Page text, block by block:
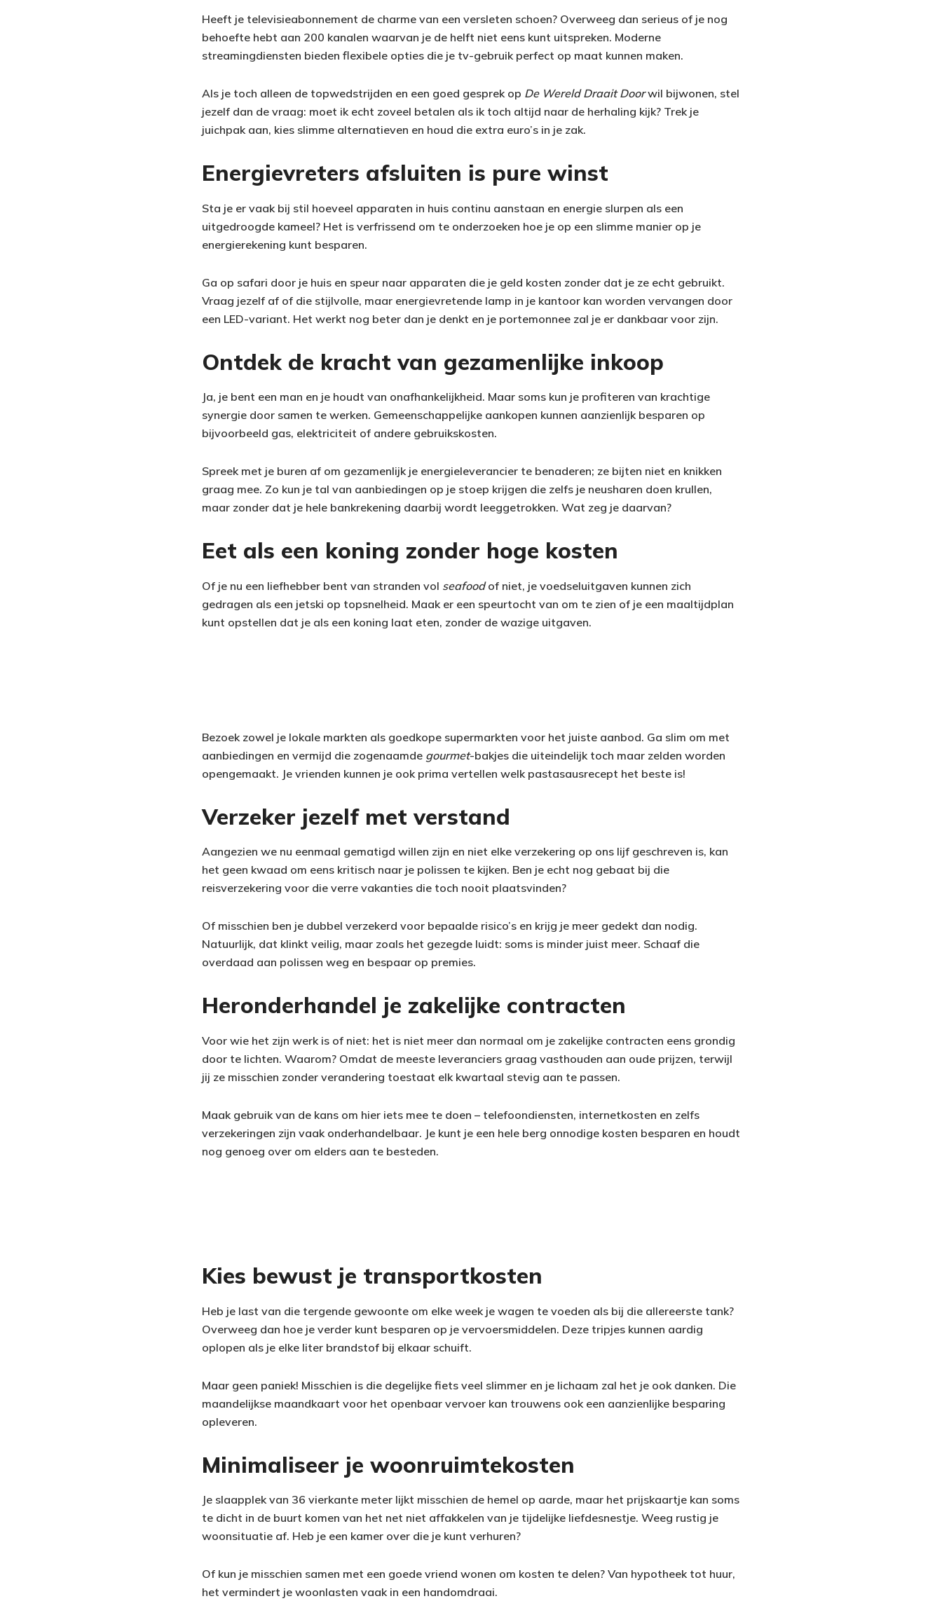
Heeft je televisieabonnement de charme van een versleten schoen? Overweeg dan serieus of je nog
behoefte hebt aan 200 kanalen waarvan je de helft niet eens kunt uitspreken. Moderne
streamingdiensten bieden flexibele opties die je tv-gebruik perfect op maat kunnen maken.
Als je toch alleen de topwedstrijden en een goed gesprek op De Wereld Draait Doorwil bijwonen, stel
jezelf dan de vraag: moet ik echt zoveel betalen als ik toch altijd naar de herhaling kijk? Trek je
juichpak aan, kies slimme alternatieven en houd die extra euro’s in je zak.
Energievreters afsluiten is pure winst
Sta je er vaak bij stil hoeveel apparaten in huis continu aanstaan en energie slurpen als een
uitgedroogde kameel? Het is verfrissend om te onderzoeken hoe je op een slimme manier op je
energierekening kunt besparen.
Ga op safari door je huis en speur naar apparaten die je geld kosten zonder dat je ze echt gebruikt.
Vraag jezelf af of die stijlvolle, maar energievretende lamp in je kantoor kan worden vervangen door
een LED-variant. Het werkt nog beter dan je denkt en je portemonnee zal je er dankbaar voor zijn.
Ontdek de kracht van gezamenlijke inkoop
Ja, je bent een man en je houdt van onafhankelijkheid. Maar soms kun je profiteren van krachtige
synergie door samen te werken. Gemeenschappelijke aankopen kunnen aanzienlijk besparen op
bijvoorbeeld gas, elektriciteit of andere gebruikskosten.
Spreek met je buren af om gezamenlijk je energieleverancier te benaderen; ze bijten niet en knikken
graag mee. Zo kun je tal van aanbiedingen op je stoep krijgen die zelfs je neusharen doen krullen,
maar zonder dat je hele bankrekening daarbij wordt leeggetrokken. Wat zeg je daarvan?
Eet als een koning zonder hoge kosten
Of je nu een liefhebber bent van stranden vol seafoodof niet, je voedseluitgaven kunnen zich
gedragen als een jetski op topsnelheid. Maak er een speurtocht van om te zien of je een maaltijdplan
kunt opstellen dat je als een koning laat eten, zonder de wazige uitgaven.
Bezoek zowel je lokale markten als goedkope supermarkten voor het juiste aanbod. Ga slim om met
aanbiedingen en vermijd die zogenaamde gourmet-bakjes die uiteindelijk toch maar zelden worden
opengemaakt. Je vrienden kunnen je ook prima vertellen welk pastasausrecept het beste is!
Verzeker jezelf met verstand
Aangezien we nu eenmaal gematigd willen zijn en niet elke verzekering op ons lijf geschreven is, kan
het geen kwaad om eens kritisch naar je polissen te kijken. Ben je echt nog gebaat bij die
reisverzekering voor die verre vakanties die toch nooit plaatsvinden?
Of misschien ben je dubbel verzekerd voor bepaalde risico’s en krijg je meer gedekt dan nodig.
Natuurlijk, dat klinkt veilig, maar zoals het gezegde luidt: soms is minder juist meer. Schaaf die
overdaad aan polissen weg en bespaar op premies.
Heronderhandel je zakelijke contracten
Voor wie het zijn werk is of niet: het is niet meer dan normaal om je zakelijke contracten eens grondig
door te lichten. Waarom? Omdat de meeste leveranciers graag vasthouden aan oude prijzen, terwijl
jij ze misschien zonder verandering toestaat elk kwartaal stevig aan te passen.
Maak gebruik van de kans om hier iets mee te doen – telefoondiensten, internetkosten en zelfs
verzekeringen zijn vaak onderhandelbaar. Je kunt je een hele berg onnodige kosten besparen en houdt
nog genoeg over om elders aan te besteden.
Kies bewust je transportkosten
Heb je last van die tergende gewoonte om elke week je wagen te voeden als bij die allereerste tank?
Overweeg dan hoe je verder kunt besparen op je vervoersmiddelen. Deze tripjes kunnen aardig
oplopen als je elke liter brandstof bij elkaar schuift.
Maar geen paniek! Misschien is die degelijke fiets veel slimmer en je lichaam zal het je ook danken. Die
maandelijkse maandkaart voor het openbaar vervoer kan trouwens ook een aanzienlijke besparing
opleveren.
Minimaliseer je woonruimtekosten
Je slaapplek van 36 vierkante meter lijkt misschien de hemel op aarde, maar het prijskaartje kan soms
te dicht in de buurt komen van het net niet affakkelen van je tijdelijke liefdesnestje. Weeg rustig je
woonsituatie af. Heb je een kamer over die je kunt verhuren?
Of kun je misschien samen met een goede vriend wonen om kosten te delen? Van hypotheek tot huur,
het vermindert je woonlasten vaak in een handomdraai.